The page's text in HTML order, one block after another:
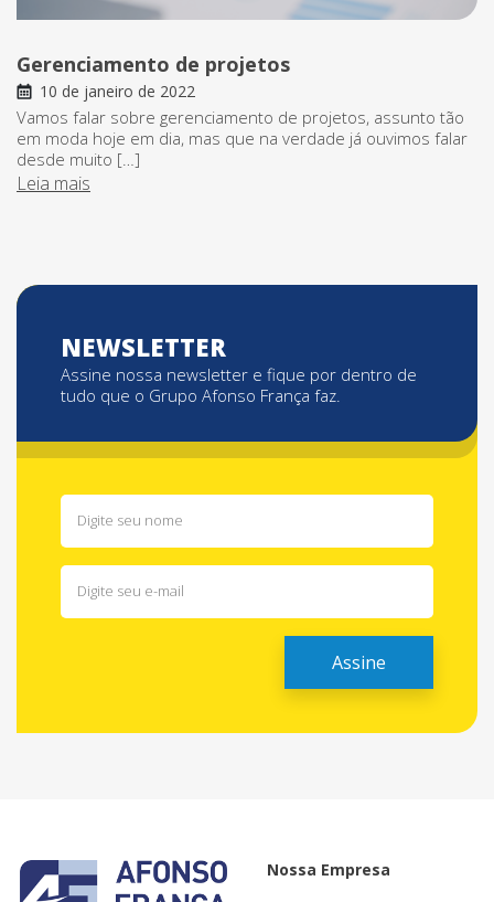
Gerenciamento de projetos
10 de janeiro de 2022
Vamos falar sobre gerenciamento de projetos, assunto tão
em moda hoje em dia, mas que na verdade já ouvimos falar
desde muito […]
Leia mais
NEWSLETTER
Assine nossa newsletter e fique por dentro de
tudo que o Grupo Afonso França faz.
Nossa Empresa